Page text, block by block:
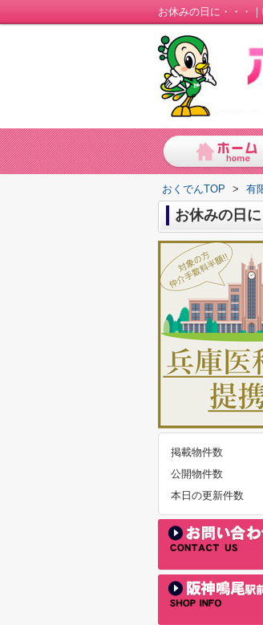
お休みの日に・・・
おくでんTOP > 有
お休みの日に
掲載物件数
公開物件数
本日の更新件数